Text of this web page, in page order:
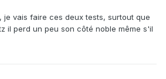
je vais faire ces deux tests, surtout que
il perd un peu son côté noble même s'il